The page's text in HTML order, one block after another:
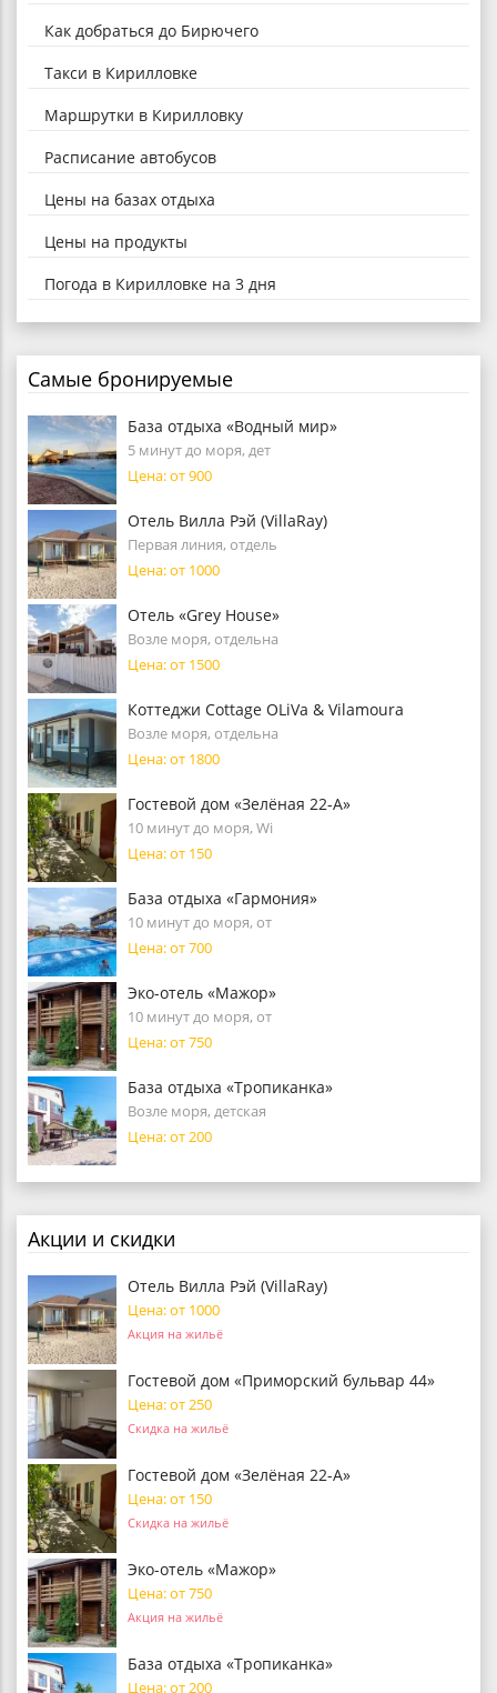
Как добраться до Бирючего
Такси в Кирилловке
Маршрутки в Кирилловку
Расписание автобусов
Цены на базах отдыха
Цены на продукты
Погода в Кирилловке на 3 дня
Самые бронируемые
База отдыха «Водный мир»
5 минут до моря, дет
Цена: от 900
Отель Вилла Рэй (VillaRay)
Первая линия, отдель
Цена: от 1000
Отель «Grey House»
Возле моря, отдельна
Цена: от 1500
Коттеджи Cottage OLiVa & Vilamoura
Возле моря, отдельна
Цена: от 1800
Гостевой дом «Зелёная 22-А»
10 минут до моря, Wi
Цена: от 150
База отдыха «Гармония»
10 минут до моря, от
Цена: от 700
Эко-отель «Мажор»
10 минут до моря, от
Цена: от 750
База отдыха «Тропиканка»
Возле моря, детская
Цена: от 200
Акции и скидки
Отель Вилла Рэй (VillaRay)
Цена: от 1000
Акция на жильё
Гостевой дом «Приморский бульвар 44»
Цена: от 250
Скидка на жильё
Гостевой дом «Зелёная 22-А»
Цена: от 150
Скидка на жильё
Эко-отель «Мажор»
Цена: от 750
Акция на жильё
База отдыха «Тропиканка»
Цена: от 200